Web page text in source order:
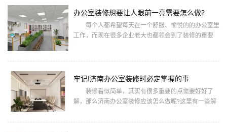
办公室装修想要让人眼前一亮需要怎么做?
每个人都希望每天在一个舒服、愉悦的的办公室里
工作，而现在很多企业老大也都领会到了装修的重要
牢记!济南办公室装修时必定掌握的事
装修看似简单，其实有很多重要的点需要好好了
解，那么济南办公室装修应该怎么做呢?这里有一些解
说，事前准备即失败。办公